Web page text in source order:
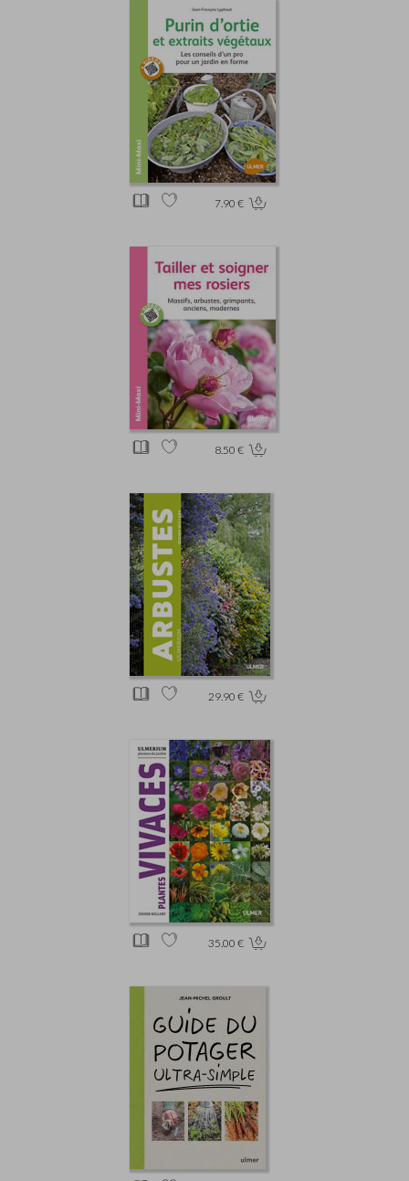
7.90 €
8.50 €
29.90 €
35.00 €